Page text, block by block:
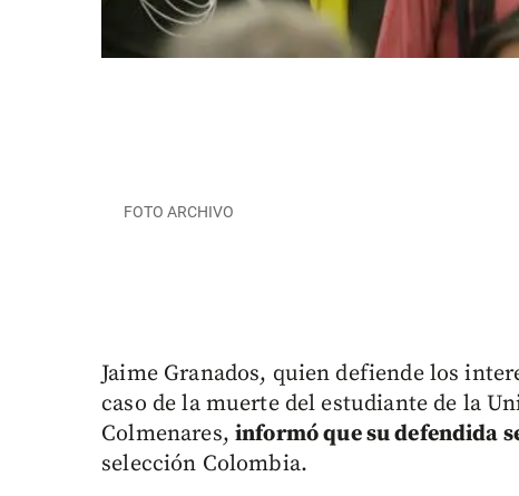
FOTO ARCHIVO
Jaime Granados, quien defiende los
caso de la muerte del estudiante de la
Colmenares, informó que su defendida
selección Colombia.